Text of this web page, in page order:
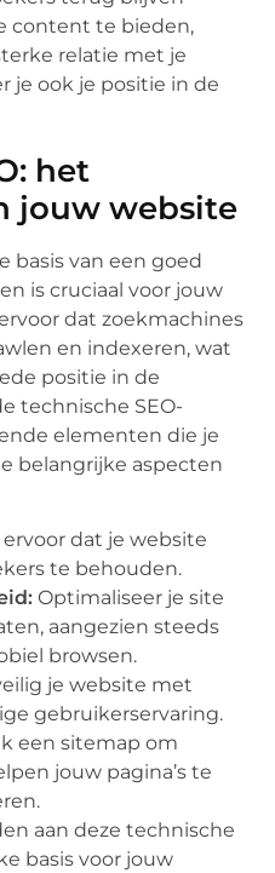
content te bieden,
relatie met je
je ook je positie in de
het
jouw website
basis van een goed
is cruciaal voor jouw
dat zoekmachines
en indexeren, wat
positie in de
technische SEO-
elementen die je
belangrijke aspecten
ervoor dat je website
te behouden.
Optimaliseer je site
aangezien steeds
browsen.
je website met
gebruikerservaring.
een sitemap om
jouw pagina’s te
aan deze technische
basis voor jouw